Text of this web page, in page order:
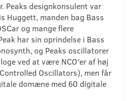
Peaks designkonsulent var
Huggett, manden bag Bass
og mange flere
har sin oprindelse i Bass
og Peaks oscillatorer
ved at være NCO'er af høj
Oscillators), men får
domæne med 60 digitale